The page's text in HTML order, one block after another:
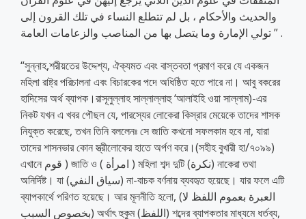
والحديث والأحكام ، بل لم تتطلع النساء في تلك القرون إلى
تولي الإمارة وما يتصل بها من المناصب والزعامات العامة ” .
“সুন্নাহ,শরীয়তের উদ্দেশ্য, ঐক্যমত এবং বাস্তবতা প্রমাণ করে যে একজন
মহিলা রাষ্ট্র পরিচালনা এবং বিচারকের পদে অধিষ্ঠিত হতে পারে না। আবু বকরের
হাদিসের অর্থ ব্যাপক।রাসূলুল্লাহ সাল্লাল্লাহু ‘আলাইহি ওয়া সাল্লাম)-এর
নিকট যখন এ খবর পৌছল যে, পারস্যের লোকেরা কিস্‌রার মেয়েকে তাদের শাসক
নিযুক্ত করেছে, তখন তিনি বললেনঃ সে জাতি কখনো সফলকাম হবে না, যারা
তাদের শাসনভার কোন স্ত্রীলোকের হাতে অর্পণ করে।(সহীহ বুখারী হা/৭০৯৯)
এখানে قوم ) জাতি ও ( امرأة ) মহিলা শব্দ দুটি (نكرة) নাকেরা তথা
অনির্দিষ্ট। যা (سياق النفي) না-বাচক বর্ণনায় ব্যবহৃত হয়েছে। যার ফলে এটি
ব্যাপকার্থে পরিণত হয়েছে। আর মূলনীতি হলো, (العبرة بعموم اللفظ لا
بخصوص السبب) অর্থাৎ হুকুম (اللفظ) শব্দের ব্যাপকতার মাধ্যমে ধর্তব্য,